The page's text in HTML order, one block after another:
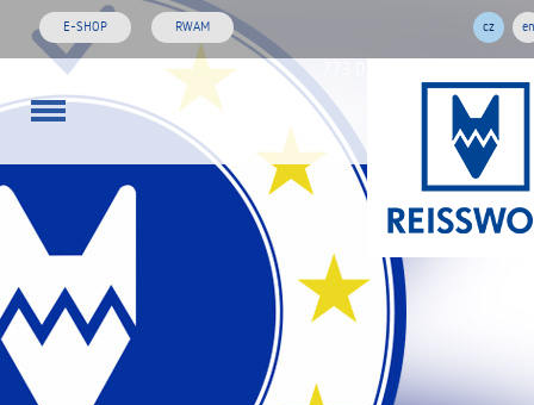
E-SHOP RWAM cz en